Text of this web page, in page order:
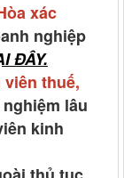
xác
nghiệp
ĐÂY.
viên thuế,
lâu
kinh